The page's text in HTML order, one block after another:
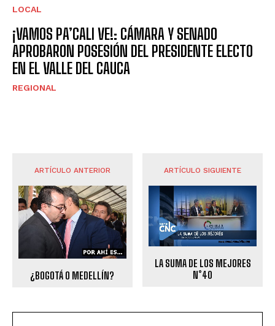
LOCAL
¡VAMOS PA’CALI VE!: CÁMARA Y SENADO
APROBARON POSESIÓN DEL PRESIDENTE ELECTO
EN EL VALLE DEL CAUCA
REGIONAL
ARTÍCULO ANTERIOR
¿BOGOTÁ O MEDELLÍN?
ARTÍCULO SIGUIENTE
LA SUMA DE LOS MEJORES
N°40